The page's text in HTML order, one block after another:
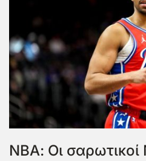
ΝΒΑ: Οι σαρωτικοί